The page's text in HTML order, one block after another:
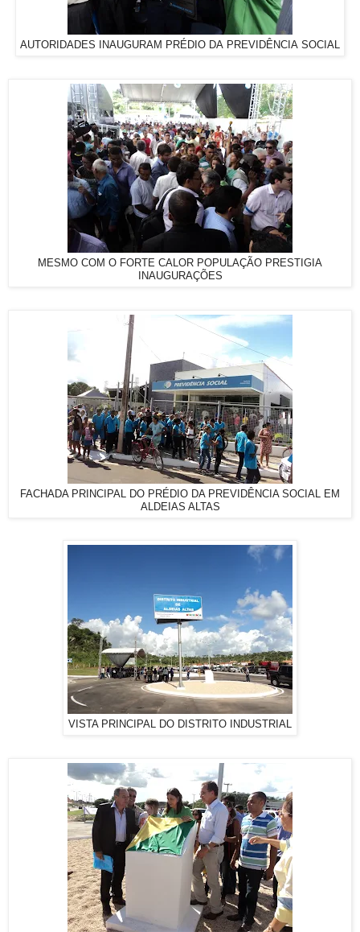
AUTORIDADES INAUGURAM PRÉDIO DA PREVIDÊNCIA SOCIAL
MESMO COM O FORTE CALOR POPULAÇÃO PRESTIGIA
INAUGURAÇÕES
FACHADA PRINCIPAL DO PRÉDIO DA PREVIDÊNCIA SOCIAL EM
ALDEIAS ALTAS
VISTA PRINCIPAL DO DISTRITO INDUSTRIAL